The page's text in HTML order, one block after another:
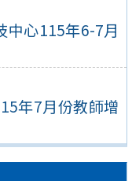
中心115年6-7月
年7月份教師增